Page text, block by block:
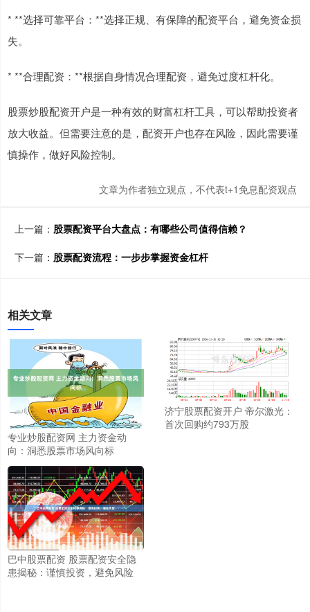
* **选择可靠平台：**选择正规、有保障的配资平台，避免资金损
失。
* **合理配资：**根据自身情况合理配资，避免过度杠杆化。
股票炒股配资开户是一种有效的财富杠杆工具，可以帮助投资者
放大收益。但需要注意的是，配资开户也存在风险，因此需要谨
慎操作，做好风险控制。
文章为作者独立观点，不代表t+1免息配资观点
上一篇： 股票配资平台大盘点：有哪些公司值得信赖？
下一篇： 股票配资流程：一步步掌握资金杠杆
相关文章
专业炒股配资网 主力资金动
向：洞悉股票市场风向标
济宁股票配资开户 帝尔激光：
首次回购约793万股
巴中股票配资 股票配资安全隐
患揭秘：谨慎投资，避免风险